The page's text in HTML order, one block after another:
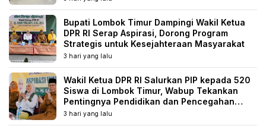
Bupati Lombok Timur Dampingi Wakil Ketua
DPR RI Serap Aspirasi, Dorong Program
Strategis untuk Kesejahteraan Masyarakat
3 hari yang lalu
Wakil Ketua DPR RI Salurkan PIP kepada 520
Siswa di Lombok Timur, Wabup Tekankan
Pentingnya Pendidikan dan Pencegahan
Perkawinan Anak
3 hari yang lalu